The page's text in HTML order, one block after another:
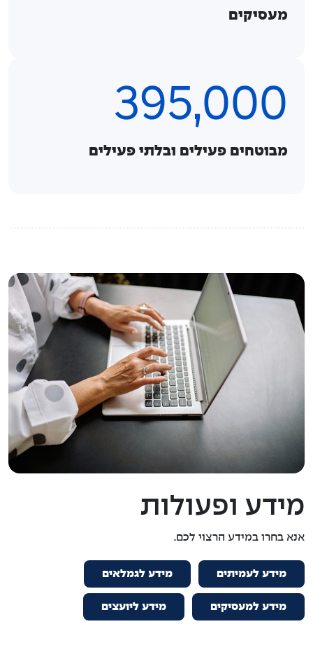
מעסיקים
395,000
מבוטחים פעילים ובלתי פעילים
מידע ופעולות
אנא בחרו במידע הרצוי לכם.
מידע לעמיתים מידע לגמלאים
מידע למעסיקים מידע ליועצים